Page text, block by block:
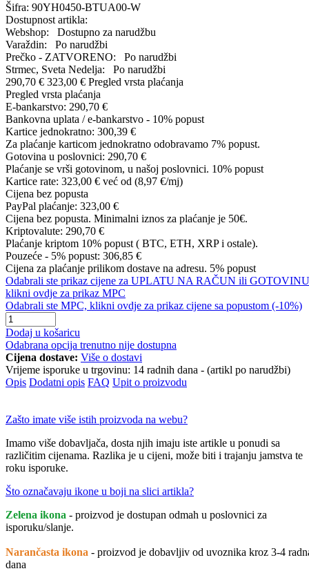
Šifra: 90YH0450-BTUA00-W
Dostupnost artikla:
Webshop:
Dostupno za narudžbu
Varaždin:
Po narudžbi
Prečko - ZATVORENO:
Po narudžbi
Strmec, Sveta Nedelja:
Po narudžbi
290,70 € 323,00 € Pregled vrsta plaćanja
Pregled vrsta plaćanja
E-bankarstvo: 290,70 €
Bankovna uplata / e-bankarstvo - 10% popust
Kartice jednokratno: 300,39 €
Za plaćanje karticom jednokratno odobravamo 7% popust.
Gotovina u poslovnici: 290,70 €
Plaćanje se vrši gotovinom, u našoj poslovnici. 10% popust
Kartice rate: 323,00 € već od (8,97 €/mj)
Cijena bez popusta
PayPal plaćanje: 323,00 €
Cijena bez popusta. Minimalni iznos za plaćanje je 50€.
Kriptovalute: 290,70 €
Plaćanje kriptom 10% popust ( BTC, ETH, XRP i ostale).
Pouzeće - 5% popust: 306,85 €
Cijena za plaćanje prilikom dostave na adresu. 5% popust
Odabrali ste prikaz cijene za UPLATU NA RAČUN ili
klikni ovdje za prikaz MPC
Odabrali ste MPC, klikni ovdje za prikaz cijene sa popustom (-10%)
Dodaj u košaricu
Odabrana opcija trenutno nije dostupna
Cijena dostave: Više o dostavi
Vrijeme isporuke u trgovinu: 14 radnih dana - (artikl po narudžbi)
Opis Dodatni opis FAQ Upit o proizvodu
Zašto imate više istih proizvoda na webu?
Imamo više dobavljača, dosta njih imaju iste artikle u ponudi sa
različitim cijenama. Razlika je u cijeni, može biti i trajanju jamstva te
roku isporuke.
Što označavaju ikone u boji na slici artikla?
Zelena ikona - proizvod je dostupan odmah u poslovnici za
isporuku/slanje.
Narančasta ikona - proizvod je dobavljiv od uvoznika kroz 3-4
dana